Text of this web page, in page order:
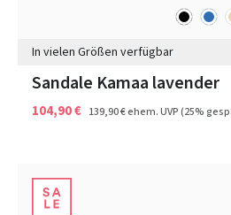
schwarz
blau
In vielen Größen verfügbar
Sandale Kamaa lavender
104,90 € 139,90 €ehem. UVP(25%